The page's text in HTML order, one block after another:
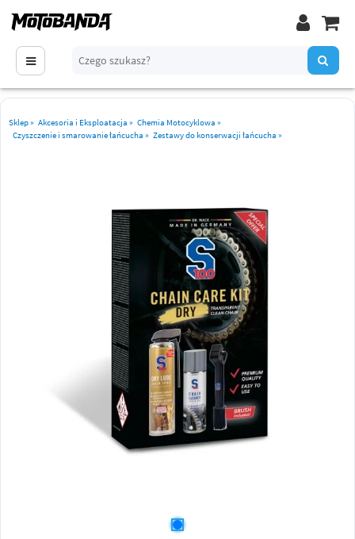
Sklep» Akcesoria i Eksploatacja » Chemia Motocyklowa »
Czyszczenie i smarowanie łańcucha » Zestawy do konserwacji łańcucha »